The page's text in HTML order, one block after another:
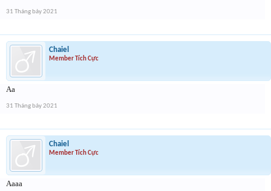
31 Tháng bảy 2021
Chaiel
Member Tích Cực
Aa
31 Tháng bảy 2021
Chaiel
Member Tích Cực
Aaaa